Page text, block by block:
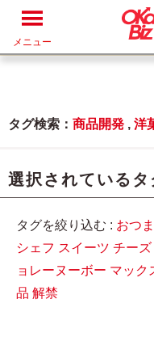
メニュー
タグ検索： 商品開発 , 洋
選択されている
タグを絞り込む : おつ
シェフ スイーツ チーズ
ョレーヌーボー マック
品 解禁